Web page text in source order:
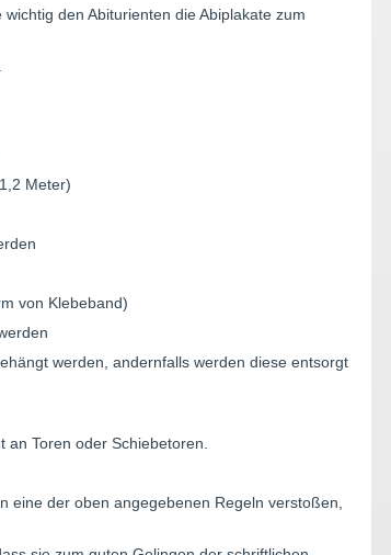
den Abiturienten die Abiplakate zum
Meter)
von Klebeband)
werden, andernfalls werden diese entsorgt
an Toren oder Schiebetoren.
eine der oben angegebenen Regeln verstoßen,